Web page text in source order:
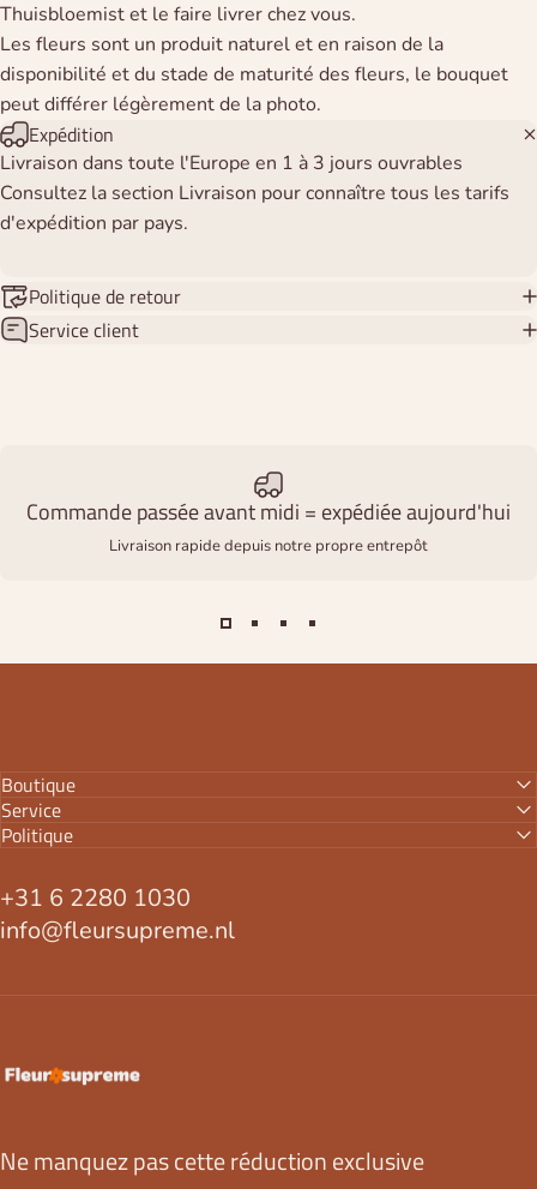
Thuisbloemist et le faire livrer chez vous.
Les fleurs sont un produit naturel et en raison de la
disponibilité et du stade de maturité des fleurs, le bouquet
peut différer légèrement de la photo.
Expédition
Livraison dans toute l'Europe en 1 à 3 jours ouvrables
Consultez la section Livraison pour connaître tous les tarifs
d'expédition par pays.
Politique de retour
Service client
Commande passée avant midi = expédiée aujourd'hui
Livraison rapide depuis notre propre entrepôt
Boutique
Service
Politique
+31 6 2280 1030
info@fleursupreme.nl
FleurSupreme
Ne manquez pas cette réduction exclusive